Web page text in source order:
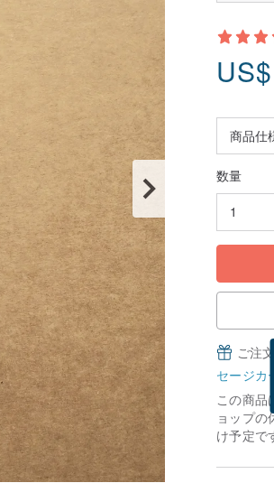
US$
数量
ご注
セージカ
この商品
ョップ
け予定で